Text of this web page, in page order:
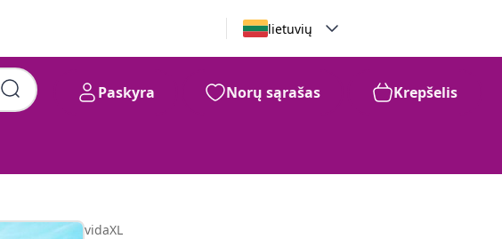
lietuvių
Paskyra Norų sąrašas Krepšelis
vidaXL